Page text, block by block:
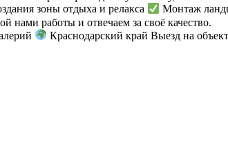
зоны отдыха и релакса
Монтаж
нами работы и отвечаем за своё
Краснодарский край Выезд на